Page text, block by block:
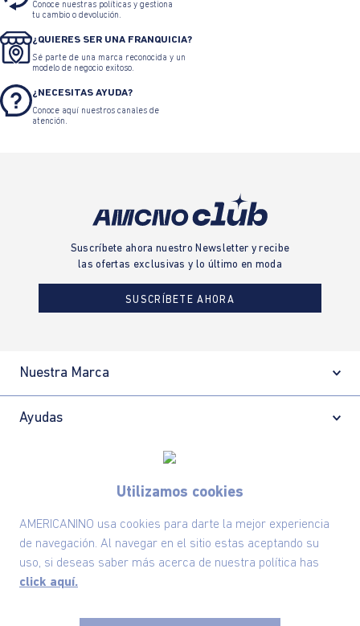
Utilizamos cookies
AMERICANINO usa cookies para darte la mejor experiencia
de navegación. Al navegar en el sitio estas aceptando su
uso, si deseas saber más acerca de nuestra política has
click aquí.
Conoce nuestras políticas y gestiona
tu cambio o devolución.
¿QUIERES SER UNA FRANQUICIA?
Sé parte de una marca reconocida y un
modelo de negocio exitoso.
¿NECESITAS AYUDA?
Conoce aquí nuestros canales de
atención.
Suscríbete ahora nuestro Newsletter y recibe
las ofertas exclusivas y lo último en moda
SUSCRÍBETE AHORA
Nuestra Marca
Ayudas
Localizador de tiendas